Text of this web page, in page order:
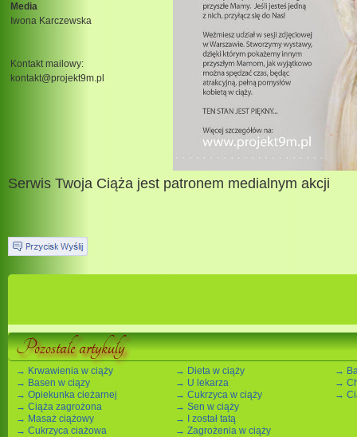
Media
Iwona Karczewska
Kontakt mailowy:
kontakt@projekt9m.pl
Serwis Twoja Ciąża jest patronem medialnym akcji
Pozostałe artykuły
→ Krwawienia w ciąży
→ Basen w ciązy
→ Opiekunka cieżarnej
→ Ciąża zagrożona
→ Masaż ciążowy
→ Cukrzyca ciażowa
→ Dieta w ciąży
→ U lekarza
→ Cukrzyca w ciąży
→ Sen w ciąży
→ I został tatą
→ Zagrożenia w ciąży
→
→
→